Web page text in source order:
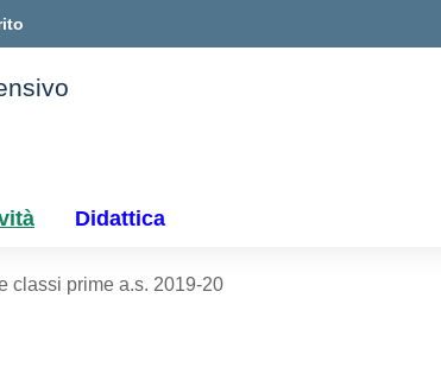
Didattica
classi prime a.s. 2019-20